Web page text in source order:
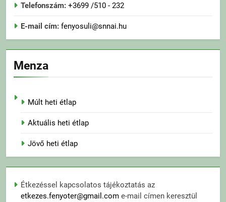
Telefonszám: +3699 /510 - 232
E-mail cím: fenyosuli@snnai.hu
Menza
Múlt heti étlap
Aktuális heti étlap
Jövő heti étlap
Étkezéssel kapcsolatos tájékoztatás az
etkezes.fenyoter@gmail.com e-mail címen keresztül